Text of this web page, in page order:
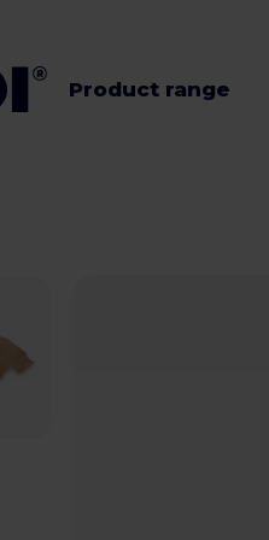
Product range